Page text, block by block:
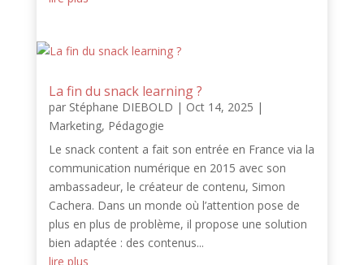
La fin du snack learning ?
par Stéphane DIEBOLD | Oct 14, 2025 |
Marketing, Pédagogie
Le snack content a fait son entrée en France via la
communication numérique en 2015 avec son
ambassadeur, le créateur de contenu, Simon
Cachera. Dans un monde où l’attention pose de
plus en plus de problème, il propose une solution
bien adaptée : des contenus...
lire plus